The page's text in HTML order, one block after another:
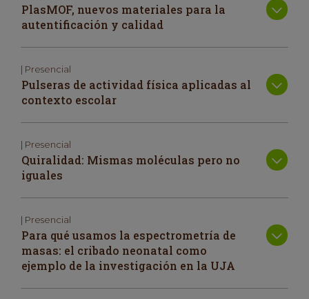
PlasMOF, nuevos materiales para la
autentificación y calidad
| Presencial
Pulseras de actividad física aplicadas al
contexto escolar
| Presencial
Quiralidad: Mismas moléculas pero no
iguales
| Presencial
Para qué usamos la espectrometría de
masas: el cribado neonatal como
ejemplo de la investigación en la UJA